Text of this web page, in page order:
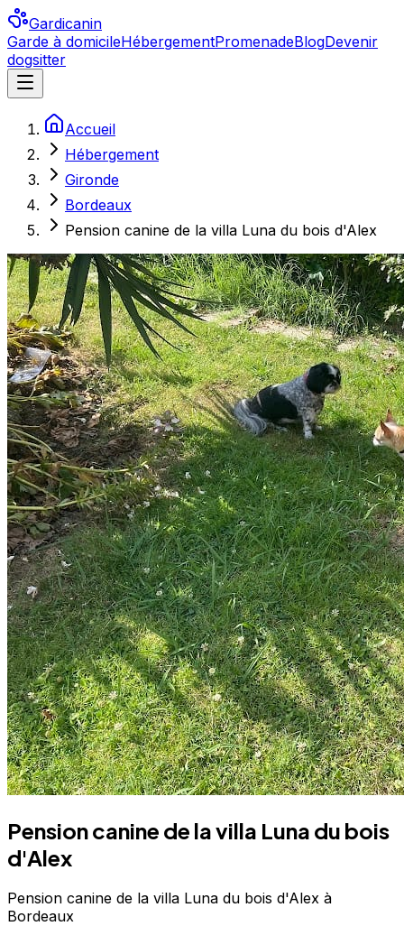
Gardicanin
Garde à domicileHébergementPromenadeBlogDevenir
dogsitter
Accueil
Hébergement
Gironde
Bordeaux
Pension canine de la villa Luna du bois d'Alex
Pension canine de la villa Luna du bois
d'Alex
Pension canine de la villa Luna du bois d'Alex à
Bordeaux